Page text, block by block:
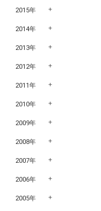
2015年
2014年
2013年
2012年
2011年
2010年
2009年
2008年
2007年
2006年
2005年